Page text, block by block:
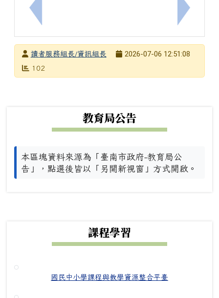
上一筆：教育部8/6-8/7於高雄展覽館辦理「2026數
下一筆：
發布者讀者服務組長/資訊組長
發布日期
2026-07-06 12:51:08
瀏覽次數
102
教育局公告
本區塊資料來源為「臺南市政府-教育局公
告」，點選後皆以「另開新視窗」方式開啟。
課程學習
國民中小學課程與教學資源整合平臺